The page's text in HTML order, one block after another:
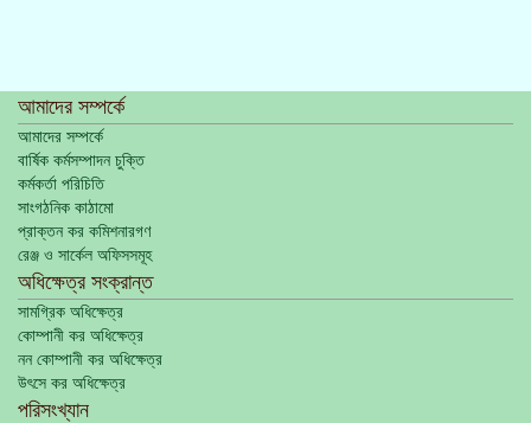
আমাদের সম্পর্কে
আমাদের সম্পর্কে
বার্ষিক কর্মসম্পাদন চুক্তি
কর্মকর্তা পরিচিতি
সাংগঠনিক কাঠামো
প্রাক্তন কর কমিশনারগণ
রেঞ্জ ও সার্কেল অফিসসমূহ
অধিক্ষেত্র সংক্রান্ত
সামগ্রিক অধিক্ষেত্র
কোম্পানী কর অধিক্ষেত্র
নন কোম্পানী কর অধিক্ষেত্র
উৎসে কর অধিক্ষেত্র
পরিসংখ্যান